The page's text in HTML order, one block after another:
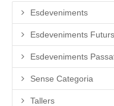
Esdeveniments
Esdeveniments Futurs
Esdeveniments
Sense Categoria
Tallers